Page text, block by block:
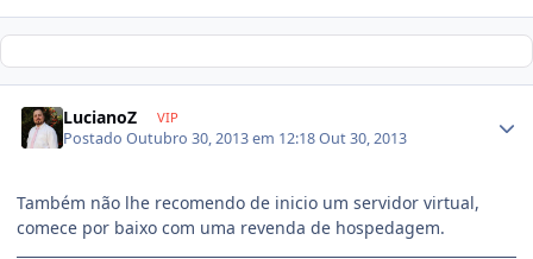
LucianoZ VIP
PostadoOutubro 30, 2013 em 12:18Out 30, 2013
Também não lhe recomendo de inicio um servidor virtual,
comece por baixo com uma revenda de hospedagem.